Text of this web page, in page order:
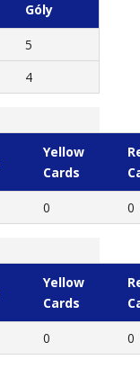
Góly
5
4
Yellow
Cards
0 0
Yellow
Cards
0 0